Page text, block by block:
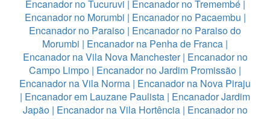
Encanador no Tucuruvi | Encanador no Tremembé|
Encanador no Morumbi | Encanador no Pacaembu |
Encanador no Paraiso | Encanador no Paraiso do
Morumbi | Encanador na Penha de Franca |
Encanador na Vila Nova Manchester| Encanador no
Campo Limpo | Encanador no Jardim Promissão |
Encanador na Vila Norma | Encanador na Nova Piraju
| Encanador em Lauzane Paulista | Encanador Jardim
Japão| Encanador na Vila Hortência| Encanador no